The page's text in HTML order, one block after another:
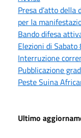
Presa d’atto della
per la
Bando difesa
Elezioni di
Interruzione
Pubblicazione
Peste Suina
Ultimo